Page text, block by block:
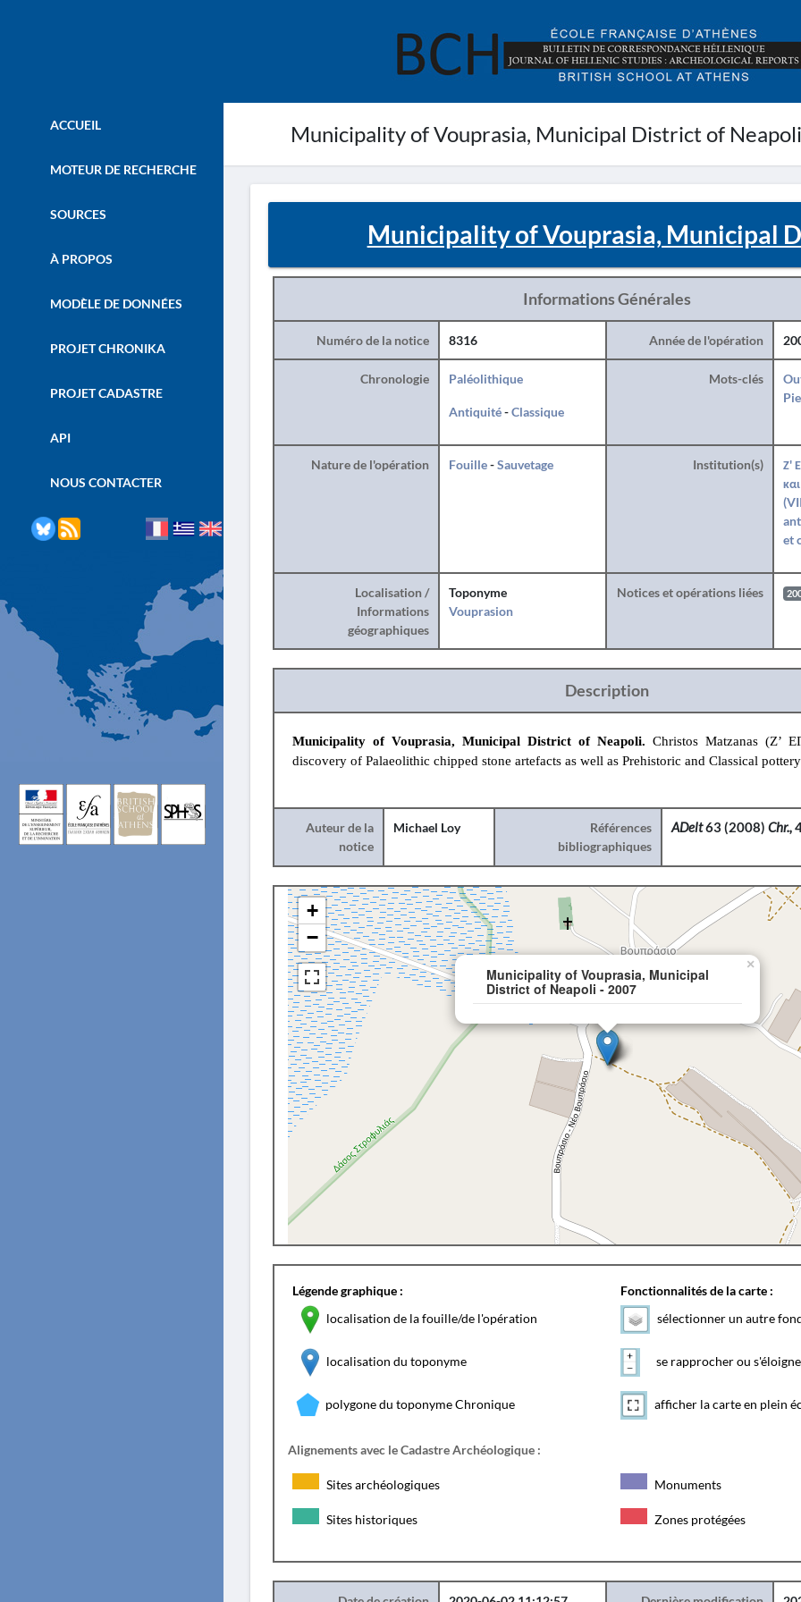
Municipality of Vouprasia, Municipal District of
ACCUEIL
MOTEUR DE RECHERCHE
SOURCES
À PROPOS
MODÈLE DE DONNÉES
PROJET CHRONIKA
PROJET CADASTRE
API
NOUS CONTACTER
Municipality of Vouprasia, Municipal
Informations Générales
Numéro de la notice 8316 Année de l'opération
Chronologie Paléolithique
Antiquité-Classique
Mots-clés
Nature de l'opération Fouille-Sauvetage Institution(s)
Ζ'
et
Localisation /
Informations
géographiques
Toponyme
Vouprasion
Notices et opérations liées
Description
Municipality of Vouprasia, Municipal District of Neapoli. Christos Matzanas (Ζ’
discovery of Palaeolithic chipped stone artefacts as well as Prehistoric and Classical
Auteur de la
notice
Michael Loy
Références
bibliographiques
ADelt63 (2008)Chr.,
Municipality of Vouprasia, Municipal
District of Neapoli - 2007
×
+
−
Légende graphique :
localisation de la fouille/de l'opération
localisation du toponyme
polygone du toponyme Chronique
Fonctionnalités de la carte :
sélectionner un autre
se rapprocher ou
afficher la carte en plein
Alignements avec le Cadastre Archéologique :
Sites archéologiques Monuments
Sites historiques Zones protégées